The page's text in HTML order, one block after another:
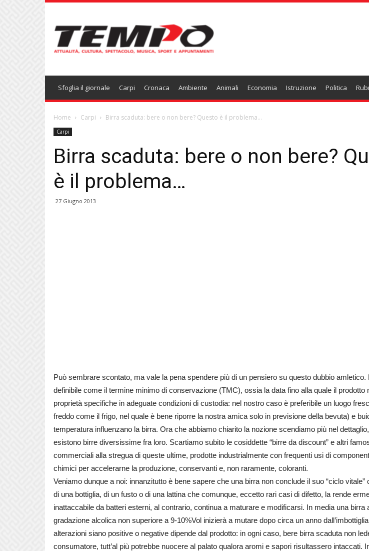
Sfoglia il giornale Carpi Cronaca Ambiente Animali Economia Istruzione Politica
Home Carpi Birra scaduta: bere o non bere? Questo è il problema…
Carpi
Birra scaduta: bere o non bere?
è il problema…
27 Giugno 2013
Può sembrare scontato, ma vale la pena spendere più di un pensiero su questo dubbio amletico.
definibile come il termine minimo di conservazione (TMC), ossia la data fino alla quale il prodotto
proprietà specifiche in adeguate condizioni di custodia: nel nostro caso è preferibile un luogo
freddo come il frigo, nel quale è bene riporre la nostra amica solo in previsione della bevuta) e
temperatura influenzano la birra. Ora che abbiamo chiarito la nozione scendiamo più nel
esistono birre diversissime fra loro. Scartiamo subito le cosiddette “birre da discount” e altri
commerciali alla stregua di queste ultime, prodotte industrialmente con frequenti usi di
chimici per accelerarne la produzione, conservanti e, non raramente, coloranti.
Veniamo dunque a noi: innanzitutto è bene sapere che una birra non conclude il suo “ciclo vitale”
di una bottiglia, di un fusto o di una lattina che comunque, eccetto rari casi di difetto, la rende
inattaccabile da batteri esterni, al contrario, continua a maturare e modificarsi. In media una birra
gradazione alcolica non superiore a 9-10%Vol inizierà a mutare dopo circa un anno
alterazioni siano positive o negative dipende dal prodotto: in ogni caso, bere birra scaduta non
consumatore, tutt’al più potrebbe nuocere al palato qualora aromi e sapori risultassero intaccati.